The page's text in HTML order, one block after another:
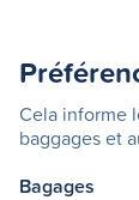
Cela informe
baggages et
Bagages